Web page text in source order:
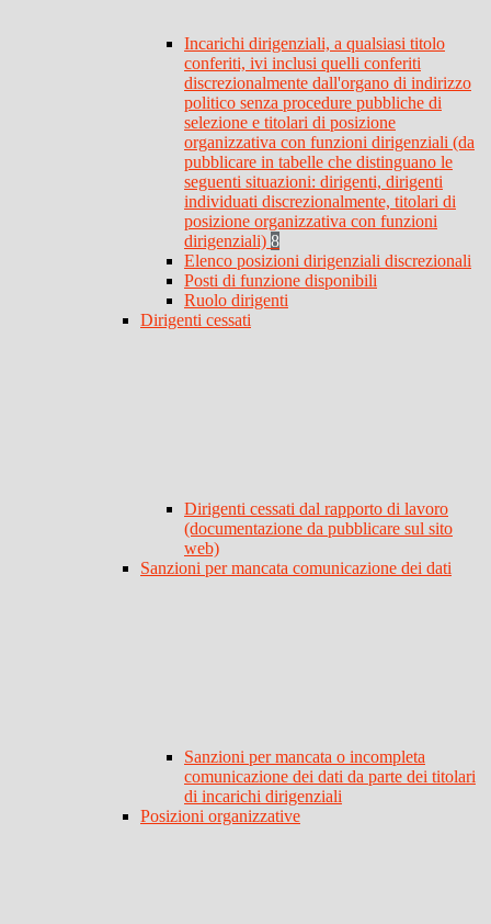
Incarichi dirigenziali, a qualsiasi titolo
conferiti, ivi inclusi quelli conferiti
discrezionalmente dall'organo di indirizzo
politico senza procedure pubbliche di
selezione e titolari di posizione
organizzativa con funzioni dirigenziali (da
pubblicare in tabelle che distinguano le
seguenti situazioni: dirigenti, dirigenti
individuati discrezionalmente, titolari di
posizione organizzativa con funzioni
dirigenziali) 8
Elenco posizioni dirigenziali discrezionali
Posti di funzione disponibili
Ruolo dirigenti
Dirigenti cessati
Dirigenti cessati dal rapporto di lavoro
(documentazione da pubblicare sul sito
web)
Sanzioni per mancata comunicazione dei dati
Sanzioni per mancata o incompleta
comunicazione dei dati da parte dei titolari
di incarichi dirigenziali
Posizioni organizzative